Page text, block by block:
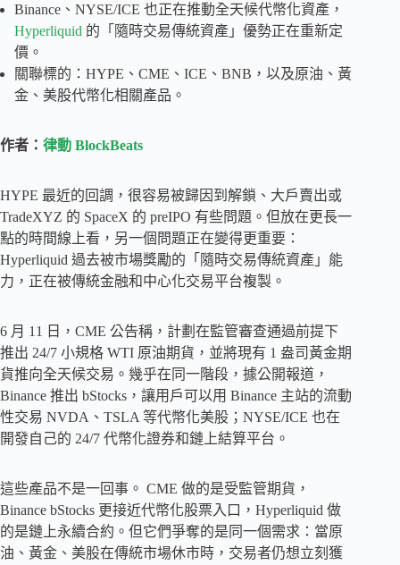
Binance、NYSE/ICE 也正在推動全天候代幣化資產，
Hyperliquid 的「隨時交易傳統資產」優勢正在重新定
價。
關聯標的：HYPE、CME、ICE、BNB，以及原油、黃
金、美股代幣化相關產品。
作者： 律動 BlockBeats
HYPE 最近的回調，很容易被歸因到解鎖、大戶賣出或
TradeXYZ 的 SpaceX 的 preIPO 有些問題。但放在更長一
點的時間線上看，另一個問題正在變得更重要：
Hyperliquid 過去被市場獎勵的「隨時交易傳統資產」能
力，正在被傳統金融和中心化交易平台複製。
6 月 11 日，CME 公告稱，計劃在監管審查通過前提下
推出 24/7 小規格 WTI 原油期貨，並將現有 1 盎司黃金期
貨推向全天候交易。幾乎在同一階段，據公開報道，
Binance 推出 bStocks，讓用戶可以用 Binance 主站的流動
性交易 NVDA、TSLA 等代幣化美股；NYSE/ICE 也在
開發自己的 24/7 代幣化證券和鏈上結算平台。
這些產品不是一回事。 CME 做的是受監管期貨，
Binance bStocks 更接近代幣化股票入口，Hyperliquid 做
的是鏈上永續合約。但它們爭奪的是同一個需求：當原
油、黃金、美股在傳統市場休市時，交易者仍想立刻獲